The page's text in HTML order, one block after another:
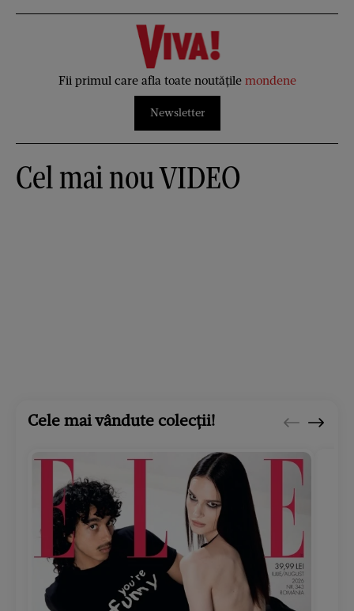
Fii primul care afla toate noutățile mondene
Newsletter
Cel mai nou VIDEO
Cele mai vândute colecții!